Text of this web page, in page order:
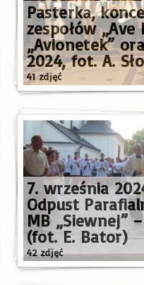
Pasterka,
zespołów „Ave
„Avionetek”
2024, fot. A.
41 zdjęć
7. września
Odpust
MB „Siewnej”
(fot. E. Bator)
42 zdjęć